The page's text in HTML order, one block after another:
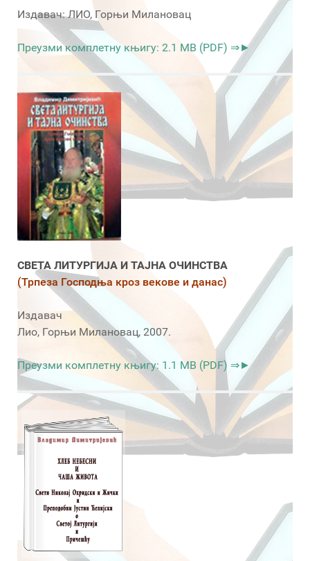
Издавач: ЛИО, Горњи Милановац
Преузми комплетну књигу: 2.1 MB (PDF) ⇒►
СВЕТА ЛИТУРГИЈА И ТАЈНА ОЧИНСТВА
(Трпеза Господња кроз векове и данас)
Издавач
Лио, Горњи Милановац, 2007.
Преузми комплетну књигу: 1.1 MB (PDF) ⇒►